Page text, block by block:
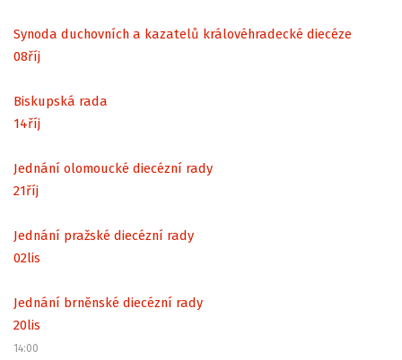
Synoda duchovních a kazatelů královéhradecké diecéze
08říj
Biskupská rada
14říj
Jednání olomoucké diecézní rady
21říj
Jednání pražské diecézní rady
02lis
Jednání brněnské diecézní rady
20lis
14:00